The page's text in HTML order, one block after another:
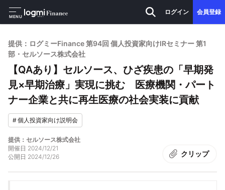
MENU
ログイン 会員登録
提供：ログミーFinance 第94回 個人投資家向けIRセミナー 第1
部・セルソース株式会社
【QAあり】セルソース、ひざ疾患の「早期発
見×早期治療」実現に挑む 医療機関・パート
ナー企業と共に再生医療の社会実装に貢献
#個人投資家向け説明会
提供：セルソース株式会社
開催日 2024/12/21
公開日 2024/12/26 クリップ